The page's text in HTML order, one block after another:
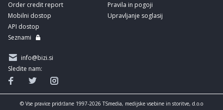
Order credit report
Mobilni dostop
API dostop
Seznami
Pravila in pogoji
Upravljanje soglasij
info@bizi.si
Sledite nam:
© Vse pravice pridržane 1997-2026 TSmedia, medijske vsebine in storitve, d.o.o